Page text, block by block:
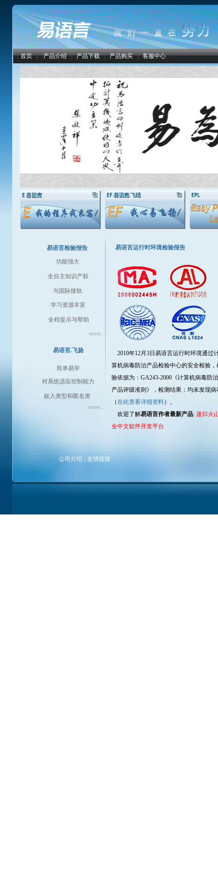
首页 | 产品介绍 | 产品下载 | 产品购买 | 客服中心
易语言运行时环境检验报告
2010年12月3日易语言运行时环境通过
算机病毒防治产品检验中心的安全检验，
验依据为：GA243-2000《计算机病毒防治
产品评级准则》，检测结果：均未发现病
（在此查看详细资料）。
欢迎了解易语言作者最新产品: 递归火
全中文软件开发平台
more...
more...
易语言检验报告
功能强大
全自主知识产权
与国际接轨
学习资源丰富
全程提示与帮助
易语言.飞扬
简单易学
对系统适应控制能力
嵌入类型和匿名类
公司介绍 友情链接